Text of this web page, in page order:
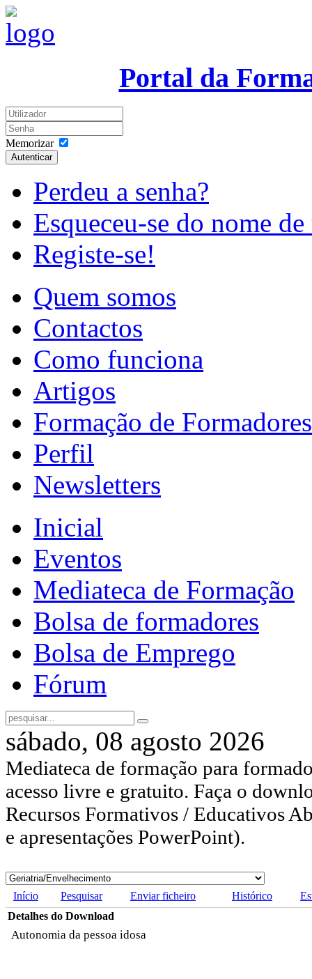
Portal da
Memorizar
Autenticar
Perdeu a senha?
Esqueceu-se do nome
Registe-se!
Quem somos
Contactos
Como funciona
Artigos
Formação de Formadores
Perfil
Newsletters
Inicial
Eventos
Mediateca de Formação
Bolsa de formadores
Bolsa de Emprego
Fórum
sábado, 08 agosto 2026
Mediateca de formação para
acesso livre e gratuito. Faça o
Recursos Formativos / Educativos
e apresentações PowerPoint).
Início Pesquisar Enviar ficheiro Histórico
Detalhes do Download
Autonomia da pessoa idosa